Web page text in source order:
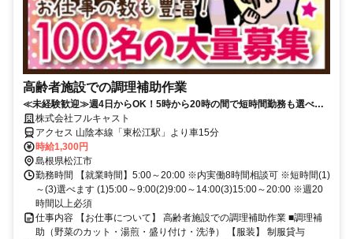
高齢者施設での調理補助作業
≪未経験歓迎≫週4日からOK！5時から20時の間で短時間勤務も選べ
て、月収20万円以上も可能なお仕事
株式会社フルキャスト
アクセス 山陰本線「東松江駅」より車15分
時給1,300円
島根県松江市
勤務時間 【就業時間】5:00～20:00 ※内実働8時間相談可 ※短時間(1)
～(3)選べます (1)5:00～9:00(2)9:00～14:00(3)15:00～20:00 ※週20
時間以上必須
仕事内容 【お仕事について】 高齢者施設での調理補助作業 ■調理補
助（野菜のカット・湯煎・盛り付け・洗浄） 【服装】 制服貸与